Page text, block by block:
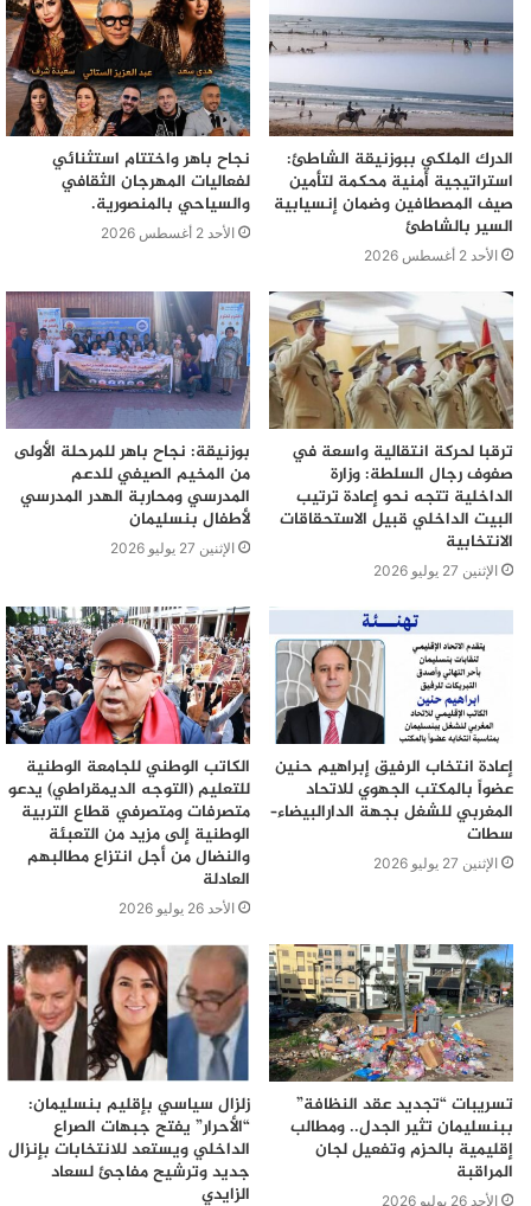
الدرك الملكي ببوزنيقة الشاطئ:
استراتيجية أمنية محكمة لتأمين
صيف المصطافين وضمان إنسيابية
السير بالشاطئ
الأحد 2 أغسطس 2026
نجاح باهر واختتام استثنائي
لفعاليات المهرجان الثقافي
والسياحي بالمنصورية.
الأحد 2 أغسطس 2026
ترقبا لحركة انتقالية واسعة في
صفوف رجال السلطة: وزارة
الداخلية تتجه نحو إعادة ترتيب
البيت الداخلي قبيل الاستحقاقات
الانتخابية
الإثنين 27 يوليو 2026
بوزنيقة: نجاح باهر للمرحلة الأولى
من المخيم الصيفي للدعم
المدرسي ومحاربة الهدر المدرسي
لأطفال بنسليمان
الإثنين 27 يوليو 2026
إعادة انتخاب الرفيق إبراهيم حنين
عضواً بالمكتب الجهوي للاتحاد
المغربي للشغل بجهة الدارالبيضاء–
سطات
الإثنين 27 يوليو 2026
الكاتب الوطني للجامعة الوطنية
للتعليم (التوجه الديمقراطي) يدعو
متصرفات ومتصرفي قطاع التربية
الوطنية إلى مزيد من التعبئة
والنضال من أجل انتزاع مطالبهم
العادلة
الأحد 26 يوليو 2026
تسريبات “تجديد عقد النظافة”
ببنسليمان تثير الجدل.. ومطالب
إقليمية بالحزم وتفعيل لجان
المراقبة
الأحد 26 يوليو 2026
زلزال سياسي بإقليم بنسليمان:
“الأحرار” يفتح جبهات الصراع
الداخلي ويستعد للانتخابات بإنزال
جديد وترشيح مفاجئ لسعاد
الزايدي